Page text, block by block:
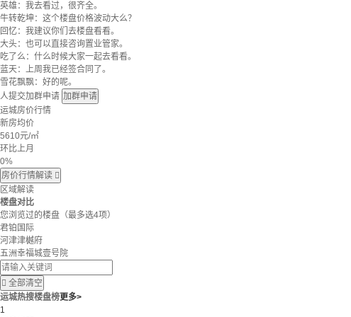
英雄：我去看过，很齐全。
牛转乾坤：这个楼盘价格波动大么？
回忆：我建议你们去楼盘看看。
大头：也可以直接咨询置业管家。
吃了么：什么时候大家一起去看看。
蓝天：上周我已经签合同了。
雪花飘飘：好的呢。
人提交加群申请 加群申请
运城房价行情
新房均价
5610元/㎡
环比上月
0%
房价行情解读 
区域解读
楼盘对比
您浏览过的楼盘 （最多选4项）
君铂国际
河津津樾府
五洲幸福城壹号院
 全部清空
运城热搜楼盘榜更多>
1